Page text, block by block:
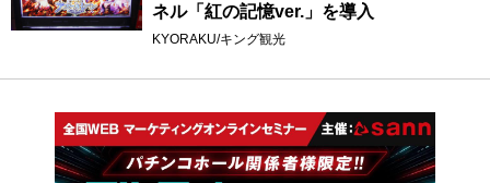
ネル「紅の記憶ver.」を導入
KYORAKU/キング観光